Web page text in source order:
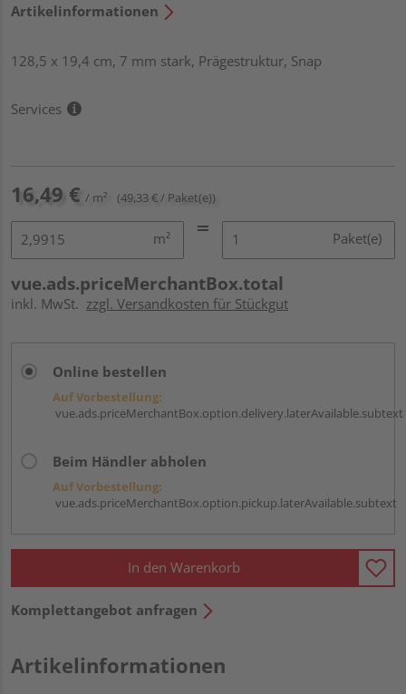
Artikelinformationen
128,5 x 19,4 cm, 7 mm stark, Prägestruktur, Snap
Services
16,49 € / m² (49,33 € / Paket(e))
m² Paket(e)
vue.ads.priceMerchantBox.total
inkl. MwSt. zzgl. Versandkosten für Stückgut
Online bestellen
Auf Vorbestellung:
vue.ads.priceMerchantBox.option.delivery.laterAvailable.subtext
Beim Händler abholen
Auf Vorbestellung:
vue.ads.priceMerchantBox.option.pickup.laterAvailable.subtext
In den Warenkorb
Komplettangebot anfragen
Artikelinformationen